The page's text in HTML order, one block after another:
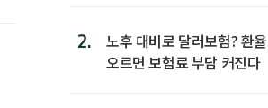
2.
노후 대비로 달러보험? 환율
오르면 보험료 부담 커진다